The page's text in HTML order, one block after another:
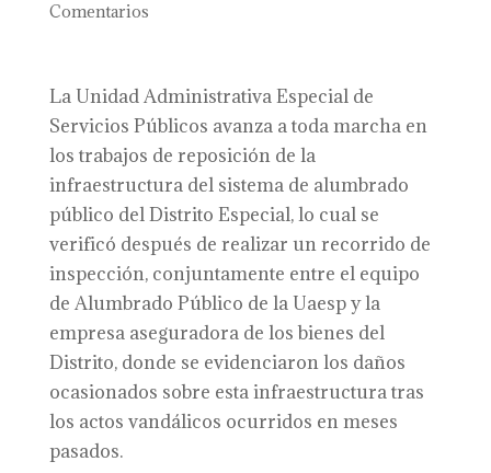
Comentarios
La Unidad Administrativa Especial de
Servicios Públicos avanza a toda marcha en
los trabajos de reposición de la
infraestructura del sistema de alumbrado
público del Distrito Especial, lo cual se
verificó después de realizar un recorrido de
inspección, conjuntamente entre el equipo
de Alumbrado Público de la Uaesp y la
empresa aseguradora de los bienes del
Distrito, donde se evidenciaron los daños
ocasionados sobre esta infraestructura tras
los actos vandálicos ocurridos en meses
pasados.